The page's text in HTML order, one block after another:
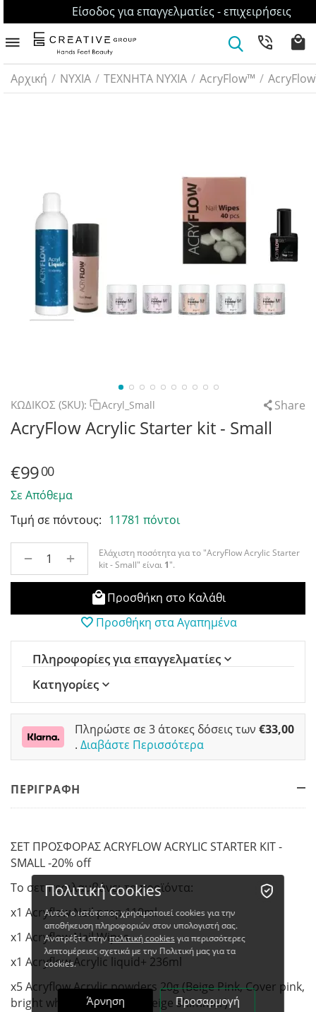
Είσοδος για επαγγελματίες - επιχειρήσεις
Αρχική / ΝΥΧΙΑ / ΤΕΧΝΗΤΑ ΝΥΧΙΑ / AcryFlow™ /
ΚΩΔΙΚΟΣ (SKU): Acryl_Small Share
AcryFlow Acrylic Starter kit - Small
€9900
Σε Απόθεμα
Τιμή σε πόντους: 11781 πόντοι
+
−
Ελάχιστη ποσότητα για το "AcryFlow Acrylic Starter
kit - Small" είναι 1".
Προσθήκη στο Καλάθι
Προσθήκη στα Αγαπημένα
Πληροφορίες για επαγγελματίες
Κατηγορίες
Πληρώστε σε 3 άτοκες δόσεις των €33,00
. Διαβάστε Περισσότερα
ΠΕΡΙΓΡΑΦΗ
ΣΕΤ ΠΡΟΣΦΟΡΑΣ ACRYFLOW ACRYLIC STARTER KIT -
SMALL -20% off
Το σετ περιλαμβάνει τα προϊόντα:
x1 Acryflow Nail prep 110ml
x1 Acryflow Nail Wipes
x1 Acryflow Acrylic liquid+ 236ml
x5 Acryflow Acrylic powders 20g (Beige Pink, Cover pink,
bright white, candy rose, beige shimmer)
Πολιτική cookies
Αυτός ο ιστότοπος χρησιμοποιεί cookies για την
αποθήκευση πληροφοριών στον υπολογιστή σας.
Ανατρέξτε στηνπολιτική cookiesγια περισσότερες
λεπτομέρειες σχετικά με την Πολιτική μας για τα
cookies.
Άρνηση Προσαρμογή